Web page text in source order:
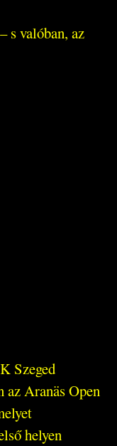
s valóban, az
Szeged
az Aranäs Open
helyen